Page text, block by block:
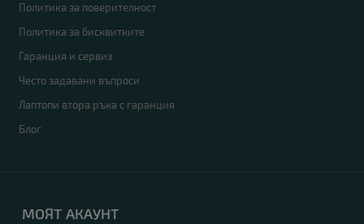
Политика за поверителност
Политика за бисквитките
Гаранция и сервиз
Често задавани въпроси
Лаптопи втора ръка с гаранция
Блог
МОЯТ АКАУНТ